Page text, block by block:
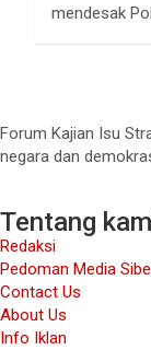
mendesak
Forum Kajian Isu
negara dan
Tentang
Redaksi
Pedoman Media
Contact Us
About Us
Info Iklan